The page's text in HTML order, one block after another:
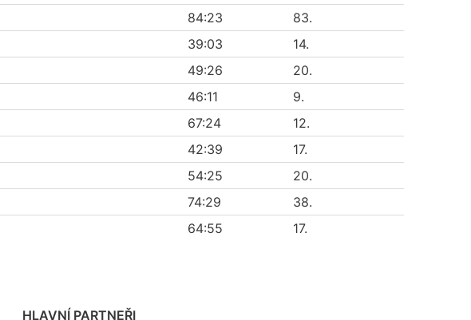
84:23
83.
39:03
14.
49:26
20.
46:11
9.
67:24
12.
42:39
17.
54:25
20.
74:29
38.
64:55 17.
HLAVNÍ PARTNEŘI